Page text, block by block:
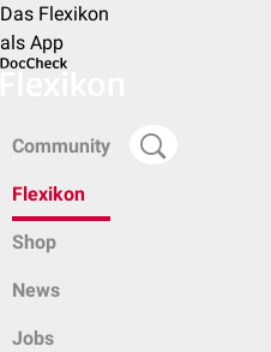
Das Flexikon
als App
Community
Flexikon
Shop
News
Jobs